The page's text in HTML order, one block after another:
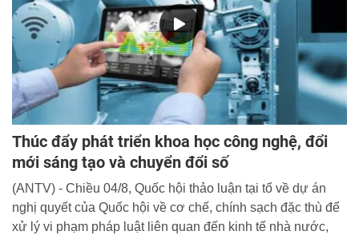
Thúc đẩy phát triển khoa học công nghệ, đổi
mới sáng tạo và chuyển đổi số
(ANTV) - Chiều 04/8, Quốc hội thảo luận tại tổ về dự án
nghị quyết của Quốc hội về cơ chế, chính sạch đặc thù để
xử lý vi phạm pháp luật liên quan đến kinh tế nhà nước,